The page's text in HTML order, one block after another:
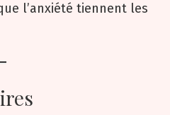
l’anxiété tiennent les